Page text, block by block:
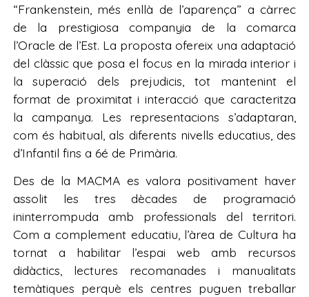
“Frankenstein, més enllà de l’aparença” a càrrec
de la prestigiosa companyia de la comarca
l’Oracle de l’Est. La proposta ofereix una adaptació
del clàssic que posa el focus en la mirada interior i
la superació dels prejudicis, tot mantenint el
format de proximitat i interacció que caracteritza
la campanya. Les representacions s’adaptaran,
com és habitual, als diferents nivells educatius, des
d’Infantil fins a 6é de Primària.
Des de la MACMA es valora positivament haver
assolit les tres dècades de programació
ininterrompuda amb professionals del territori.
Com a complement educatiu, l’àrea de Cultura ha
tornat a habilitar l’espai web amb recursos
didàctics, lectures recomanades i manualitats
temàtiques perquè els centres puguen treballar